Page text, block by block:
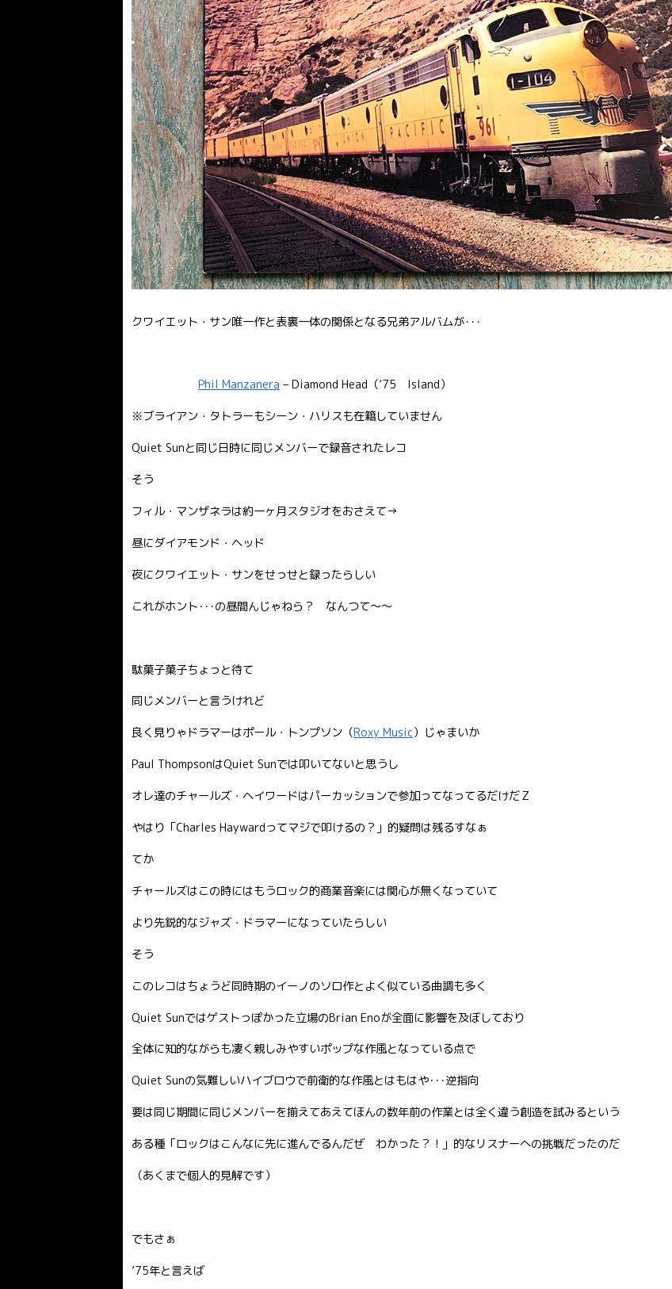
クワイエット・サン唯一作と表裏一体の関係となる兄弟アルバムが･･･
Phil Manzanera – Diamond Head（’75 Island）
※ブライアン・タトラーもシーン・ハリスも在籍していません
Quiet Sunと同じ日時に同じメンバーで録音されたレコ
そう
フィル・マンザネラは約一ヶ月スタジオをおさえて→
昼にダイアモンド・ヘッド
夜にクワイエット・サンをせっせと録ったらしい
これがホント･･･の昼間んじゃねら？ なんつて〜〜
駄菓子菓子ちょっと待て
同じメンバーと言うけれど
良く見りゃドラマーはポール・トンプソン（Roxy Music）じゃまいか
Paul ThompsonはQuiet Sunでは叩いてないと思うし
オレ達のチャールズ・ヘイワードはパーカッションで参加ってなってるだけだＺ
やはり「Charles Haywardってマジで叩けるの？」的疑問は残るすなぁ
てか
チャールズはこの時にはもうロック的商業音楽には関心が無くなっていて
より先鋭的なジャズ・ドラマーになっていたらしい
そう
このレコはちょうど同時期のイーノのソロ作とよく似ている曲調も多く
Quiet Sunではゲストっぽかった立場のBrian Enoが全面に影響を及ぼしており
全体に知的ながらも凄く親しみやすいポップな作風となっている点で
Quiet Sunの気難しいハイブロウで前衛的な作風とはもはや･･･逆指向
要は同じ期間に同じメンバーを揃えてあえてほんの数年前の作業とは全く違う創造を試みるという
ある種「ロックはこんなに先に進んでるんだぜ わかった？！」的なリスナーへの挑戦だったのだ
（あくまで個人的見解です）
でもさぁ
’75年と言えば